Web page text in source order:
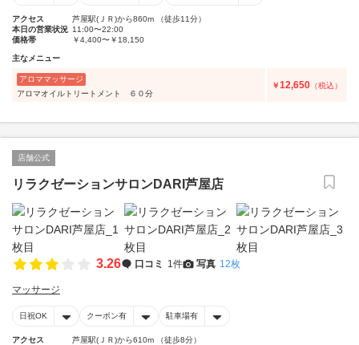
アクセス
芦屋駅(ＪＲ)から860m （徒歩11分）
本日の営業状況 11:00〜22:00
価格帯
￥4,400〜￥18,150
主なメニュー
アロママッサージ
アロマオイルトリートメント ６０分
￥12,650 （税込）
店舗公式
リラクゼーションサロンDARI芦屋店
3.26 口コミ 1件 写真 12枚
マッサージ
日祝OK クーポン有 駐車場有
アクセス
芦屋駅(ＪＲ)から610m （徒歩8分）